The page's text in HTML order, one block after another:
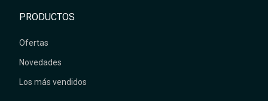
PRODUCTOS
Ofertas
Novedades
Los más vendidos